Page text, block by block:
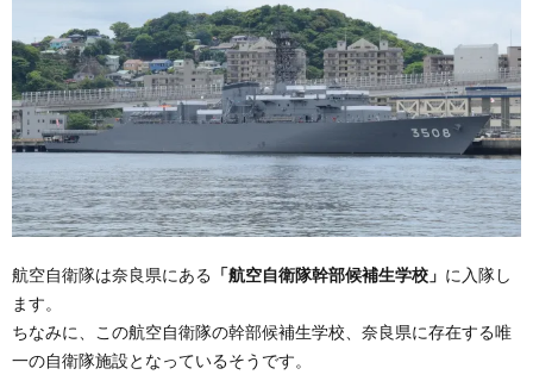
航空自衛隊は奈良県にある 「航空自衛隊幹部候補生学校」 に入隊し
ます。
ちなみに、この航空自衛隊の幹部候補生学校、奈良県に存在する唯
一の自衛隊施設となっているそうです。